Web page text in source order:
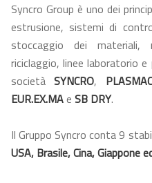
Syncro Group è uno dei
estrusione, sistemi di
stoccaggio dei
riciclaggio, linee laboratorio e
societàSYNCRO, PLASMAC
EUR.EX.MAe SB DRY.
Il Gruppo Syncro conta 9
USA, Brasile, Cina, Giappone